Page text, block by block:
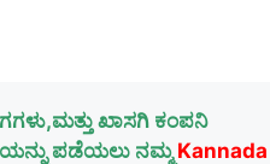
ಖಾಸಗಿ ಕಂಪನಿ
ಪಡೆಯಲು ನಮ್ಮ Kannada